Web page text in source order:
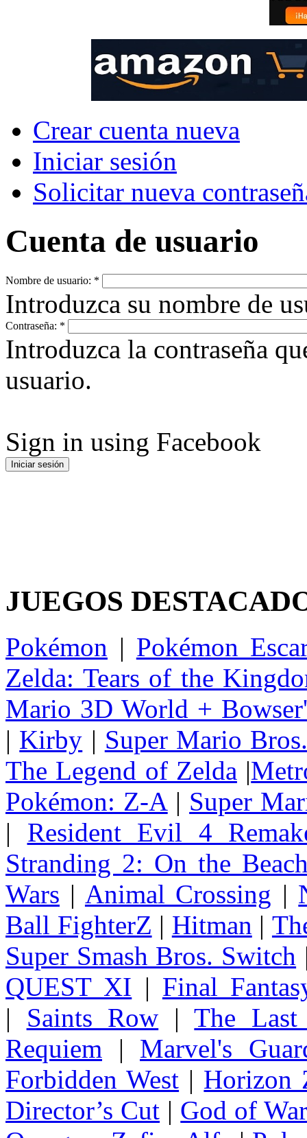
Crear cuenta nueva
Iniciar sesión
Solicitar nueva
Cuenta de usuario
Nombre de usuario: *
Introduzca su nombre de
Contraseña: *
Introduzca la contraseña
usuario.
Sign in using Facebook
JUEGOS
Pokémon | Pokémon
Zelda: Tears of the
Mario 3D World +
| Kirby | Super Mario
The Legend of Zelda |
Pokémon: Z-A | Super
| Resident Evil 4
Stranding 2: On the
Wars | Animal Crossing |
Ball FighterZ | Hitman |
Super Smash Bros. Switch
QUEST XI | Final
| Saints Row |The
Requiem | Marvel's
Forbidden West | Horizon
Director’s Cut | God of